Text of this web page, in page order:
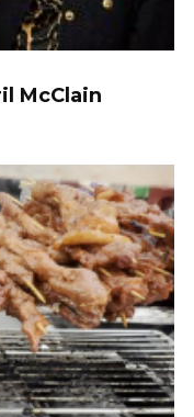
McClain